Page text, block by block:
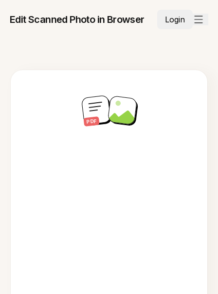
Edit Scanned Photo in Browser Login